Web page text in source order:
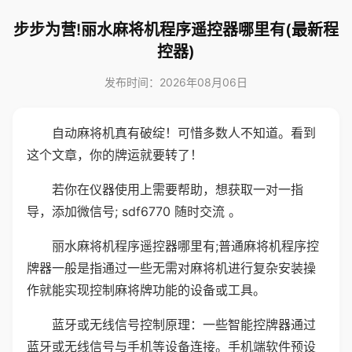
步步为营!丽水麻将机程序遥控器哪里有(最新程
控器)
发布时间：2026年08月06日
自动麻将机真有破绽！可惜多数人不知道。看到
这个文章，你的牌运就要转了！
若你在仪器使用上需要帮助，想获取一对一指
导，添加微信号; sdf6770 随时交流 。
丽水麻将机程序遥控器哪里有;普通麻将机程序控
牌器一般是指通过一些无需对麻将机进行复杂安装操
作就能实现控制麻将牌功能的设备或工具。
蓝牙或无线信号控制原理：一些智能控牌器通过
蓝牙或无线信号与手机等设备连接。手机端软件预设